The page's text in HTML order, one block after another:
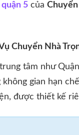
5 của Chuyển
Chuyển Nhà
tâm như
gian hạn
được thiết kế